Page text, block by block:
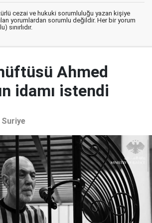
türlü cezai ve hukuki sorumluluğu yazan kişiye
yorumlardan sorumlu değildir. Her bir yorum
sınırlıdır.
Ahmed
idamı istendi
Suriye